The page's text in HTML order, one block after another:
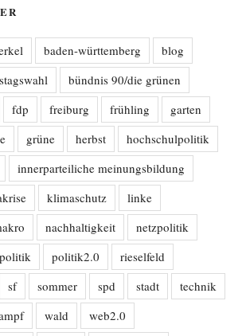
baden-württemberg
blog
bündnis 90/die grünen
fdp freiburg frühling
garten
grüne herbst
hochschulpolitik
innerparteiliche meinungsbildung
klimaschutz
linke
nachhaltigkeit
netzpolitik
politik politik2.0
rieselfeld
sf sommer spd stadt
technik
wald
web2.0